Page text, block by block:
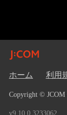
ホーム 利用
Copyright © JCOM
v9.10.0.3233062